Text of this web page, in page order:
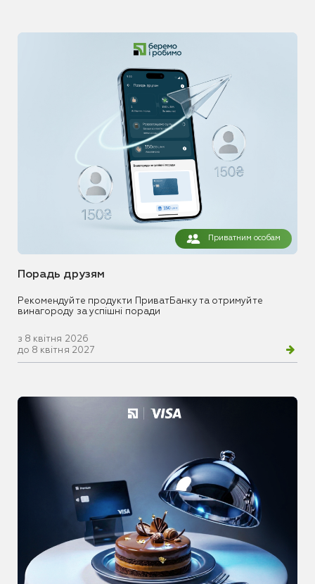
Приватним особам
Порадь друзям
Рекомендуйте продукти ПриватБанку та отримуйте
винагороду за успішні поради
з 8 квітня 2026
до 8 квітня 2027